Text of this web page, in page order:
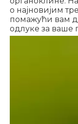
о најновијим
помажући вам
одлуке за ваше